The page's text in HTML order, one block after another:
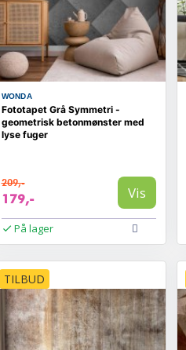
WONDA
Fototapet Grå Symmetri -
geometrisk betonmønster med
lyse fuger
209,-
179,- Vis
På lager
TILBUD